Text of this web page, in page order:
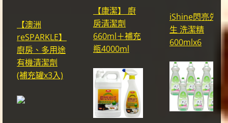
【澳洲
reSPARKLE】
廚房、多用途
有機清潔劑
(補充罐x3入)
【康潔】 廚
房清潔劑
660ml＋補充
瓶4000ml
iShine閃亮先
生 洗潔精
600mlx6